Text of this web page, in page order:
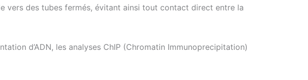
vers des tubes fermés, évitant ainsi tout contact direct entre la
d’ADN, les analyses ChIP (Chromatin Immunoprecipitation)